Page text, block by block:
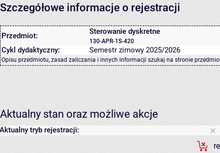
Szczegółowe informacje o rejestracji
Przedmiot: Sterowanie dyskretne
130-APR-1S-420
Cykl dydaktyczny: Semestr zimowy 2025/2026
Opisu przedmiotu, zasad zaliczania i innych informacji szukaj na stronie
Aktualny stan oraz możliwe akcje
Aktualny tryb rejestracji: